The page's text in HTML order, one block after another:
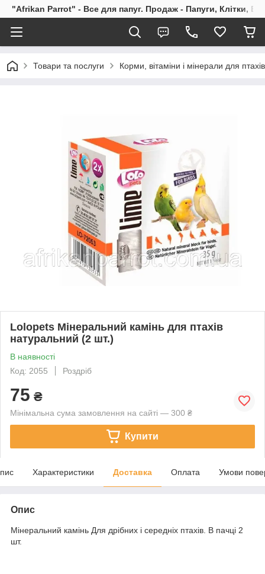
"Afrikan Parrot" - Все для папуг. Продаж - Папуги, Клітки,
Товари та послуги Корми, вітаміни і мінерали для
Lolopets Мінеральний камінь для птахів
натуральний (2 шт.)
В наявності
Код: 2055
Роздріб
75 ₴
Мінімальна сума замовлення на сайті — 300 ₴
Купити
Характеристики Доставка Оплата Умови
Опис
Мінеральний камінь Для дрібних і середніх птахів. В пачці 2
шт.